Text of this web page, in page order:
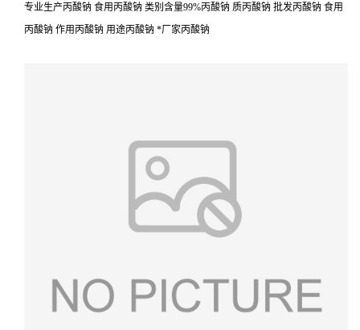
专业生产丙酸钠 食用丙酸钠 类别含量99%丙酸钠 质丙酸钠 批发丙酸钠 食用
丙酸钠 作用丙酸钠 用途丙酸钠 *厂家丙酸钠